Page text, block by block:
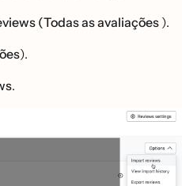
(Todas as avaliações).
).
.